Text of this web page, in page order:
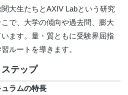
大生たちとAXIV Labという研究
で、大学の傾向や過去問、膨大
ます。量・質ともに受験界屈指
ルートを導きます。
テップ
ラムの特長